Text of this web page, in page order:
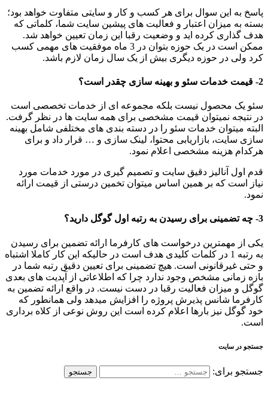
پاسخ به این سوال برای هر کسب و کار و سایتی متفاوت خواهد بود؛
بسته به میزان اعتبار و فعالیت های پیشین سایت شما، کلماتی که
هدف گذاری کرده اید و وضعیت رقبا این زمان تعیین خواهد شد.
ممکن است در یک حوزه بتوان در 3 ماه موفقیت های مهمی کسب
کرد ولی در حوزه دیگری بیش از یک سال زمان لازم باشد.
2- قیمت خدمات سئو و بهینه سازی چقدر است؟
سئو یک محصول نیست بلکه مجموعه ای از خدمات تخصصی است
در نتیجه نمیتوان قیمت مشخصی برای همه سایت ها در نظر گرفت.
البته میتوان خدمات سئو را در دسته بندی های مختلفی شامل بهینه
سازی سایت، بازاریابی محتوا، لینک سازی و … قرار داد و برای
هرکدام هزینه مشخصی اعلام نمود.
قدم اول آنالیز دقیق سایت و تصمیم گیری در مورد خدمات مورد
نیاز است که بر همین اساس میتوان تخمین درستی از قیمت ارائه
نمود.
3- چه تضمینی برای رسیدن به رتبه اول گوگل دارید؟
یکی از مهمترین درخواست های کارفرما ارائه تضمین برای رسیدن
به رتبه 1 در کلمات کلیدی هدف است در حالیکه این کار کاملا اشتباه
و حتی غیرقانونی است. هیچ تضمینی برای تعیین دقیق رتبه شما در
بازه زمانی مشخص وجود ندارد چرا که اطلاعاتی از آپدیت های بعدی
گوگل و میزان فعالیت رقبا در دست نیست. در واقع ارائه تضمین به
کارفرما شانس پذیرش پروژه را افزایش میدهد ولی همانطور که
خود گوگل نیز بارها اعلام کرده است این روش نوعی از کلاه برداری
است.
جستجو در سایت
جستجو برای: